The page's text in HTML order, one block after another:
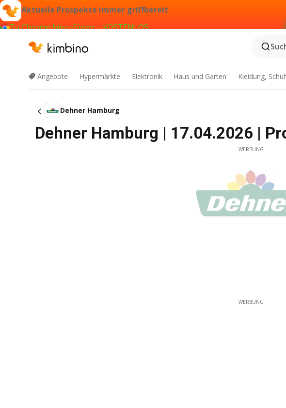
Aktuelle Prospekte immer griffbereit
Zu Chrome hinzufügen – KOSTENLOS
Angebote Hypermärkte Elektronik Haus und Garten Kleidung,
Dehner Hamburg
Dehner Hamburg | 17.04.2026 |
WERBUNG
WERBUNG